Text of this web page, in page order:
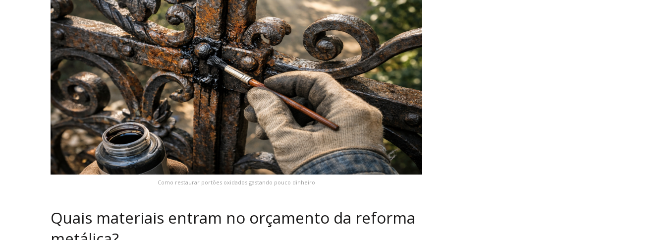
Como restaurar portões oxidados gastando pouco dinheiro
Quais materiais entram no orçamento da reforma